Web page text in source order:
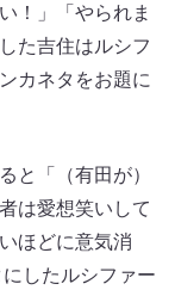
！」「やられま
た吉住はルシフ
カネタをお題に
と「（有田が）
は愛想笑いして
ほどに意気消
したルシファー